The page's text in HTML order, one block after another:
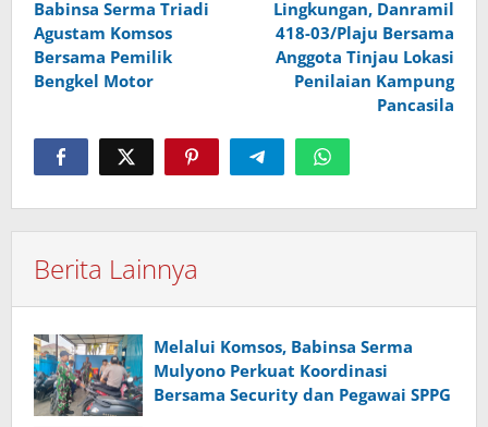
Babinsa Serma Triadi
Agustam Komsos
Bersama Pemilik
Bengkel Motor
Lingkungan, Danramil
418-03/Plaju Bersama
Anggota Tinjau Lokasi
Penilaian Kampung
Pancasila
Berita Lainnya
Melalui Komsos, Babinsa Serma
Mulyono Perkuat Koordinasi
Bersama Security dan Pegawai SPPG